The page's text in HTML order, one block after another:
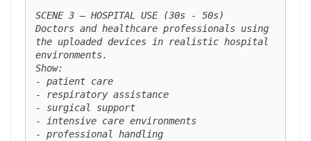
SCENE 3 — HOSPITAL USE (30s - 50s)
Doctors and healthcare professionals using
the uploaded devices in realistic hospital
environments.
Show:
- patient care
- respiratory assistance
- surgical support
- intensive care environments
- professional handling